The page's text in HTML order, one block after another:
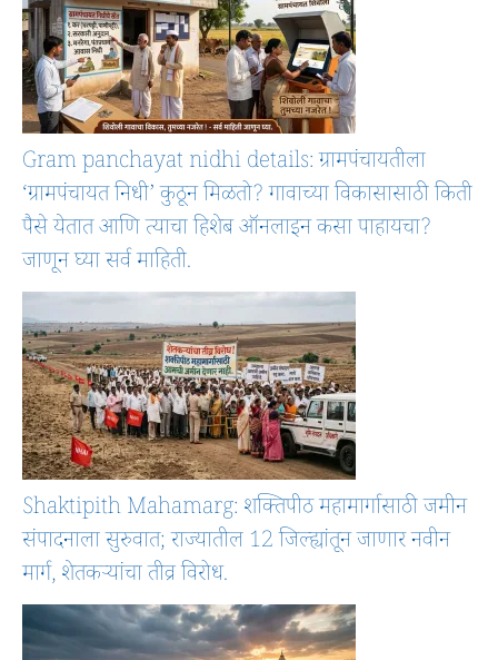
Gram panchayat nidhi details: ग्रामपंचायतीला
‘ग्रामपंचायत निधी’ कुठून मिळतो? गावाच्या विकासासाठी किती
पैसे येतात आणि त्याचा हिशेब ऑनलाइन कसा पाहायचा?
जाणून घ्या सर्व माहिती.
Shaktipith Mahamarg: शक्तिपीठ महामार्गासाठी जमीन
संपादनाला सुरुवात; राज्यातील 12 जिल्ह्यांतून जाणार नवीन
मार्ग, शेतकऱ्यांचा तीव्र विरोध.